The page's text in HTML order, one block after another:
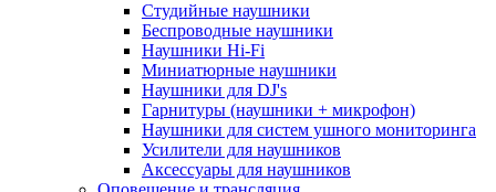
Студийные наушники
Беспроводные наушники
Наушники Hi-Fi
Миниатюрные наушники
Наушники для DJ's
Гарнитуры (наушники + микрофон)
Наушники для систем ушного мониторинга
Усилители для наушников
Аксессуары для наушников